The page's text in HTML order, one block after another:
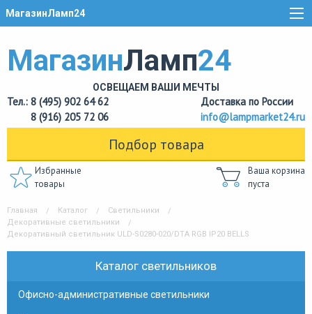
МагазинЛамп24
МагазинЛамп24
ОСВЕЩАЕМ ВАШИ МЕЧТЫ
Тел.: 8 (495) 902 64 62
8 (916) 205 72 06
Доставка по России
info@lampmarket24.ru
Подбор товара
Избранные
товары
Ваша корзина
пуста
Главная Каталог
Светильники
Декоративные светильники
Декоративный светильник ULD-S0280-020/DTA RGB IP20 BELLS
Каталог светильников
Офисно-административные светильники